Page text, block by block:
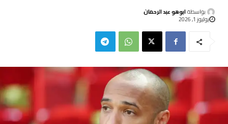
بواسطةابوهو عبد الرحمان
يوليوز 1, 2026